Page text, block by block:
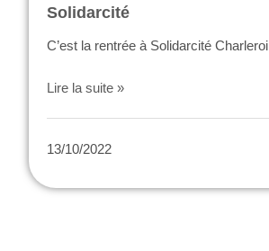
Solidarcité
C’est la rentrée à Solidarcité Charleroi
Lire la suite »
13/10/2022